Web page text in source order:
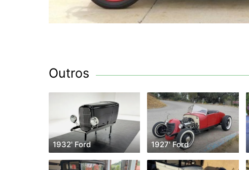
Outros
1932' Ford 1927' Ford